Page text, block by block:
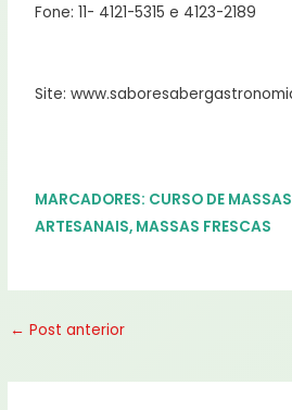
Fone: 11- 4121-5315 e 4123-2189
Site:
MARCADORES: CURSO DE MASSAS
ARTESANAIS, MASSAS FRESCAS
← Post anterior